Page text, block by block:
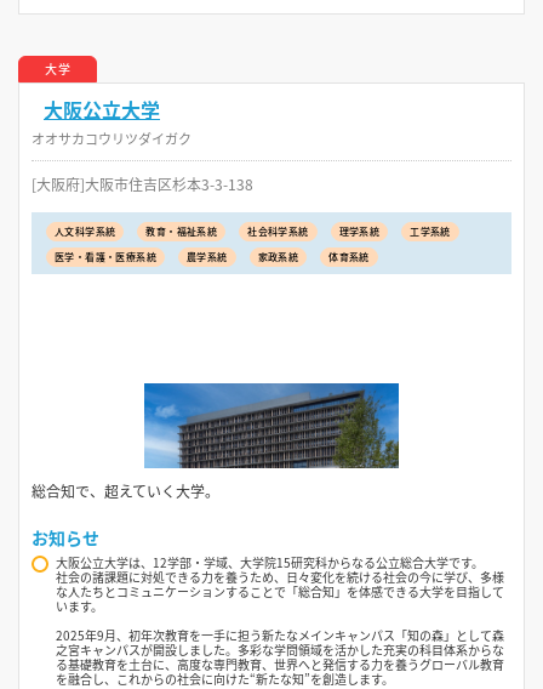
大学
大阪公立大学
オオサカコウリツダイガク
[大阪府]大阪市住吉区杉本3-3-138
人文科学系統 教育・福祉系統 社会科学系統 理学系統
工学系統
医学・看護・医療系統
農学系統 家政系統 体育系統
総合知で、超えていく大学。
お知らせ
大阪公立大学は、12学部・学域、大学院15研究科からなる公立総合大学です。
社会の諸課題に対処できる力を養うため、日々変化を続ける社会の今に学び、多様
な人たちとコミュニケーションすることで「総合知」を体感できる大学を目指して
います。
2025年9月、初年次教育を一手に担う新たなメインキャンパス「知の森」として森
之宮キャンパスが開設しました。多彩な学問領域を活かした充実の科目体系からな
る基礎教育を土台に、高度な専門教育、世界へと発信する力を養うグローバル教育
を融合し、これからの社会に向けた“新たな知”を創造します。